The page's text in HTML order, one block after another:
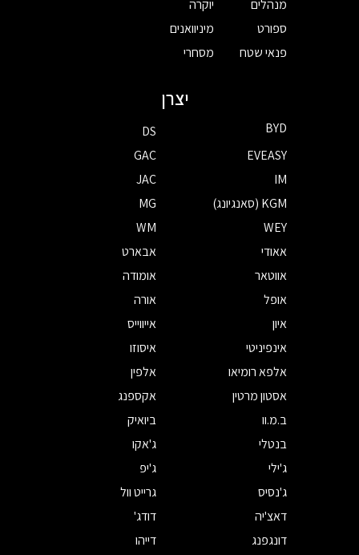
מנהלים
ספורט
פנאי שטח
יוקרה
מיניוואנים
מסחרי
יצרן
BYD
DS
EVEASY
GAC
IM
JAC
KGM (סאנגיונג)
MG
WEY
WM
אאודי
אבארט
אווטאר
אומודה
אופל
אורה
איון
אייווייס
אינפיניטי
איסוזו
אלפא רומיאו
אלפין
אסטון מרטין
אקספנג
ב.מ.וו
ביואיק
בנטלי
ג'אקו
ג'ילי
ג'יפ
ג'נסיס
גרייט וול
דאצ'יה
דודג'
דונגפנג
דייהו